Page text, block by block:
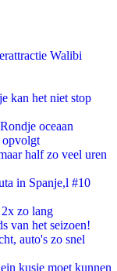
Walibi
kan het niet stop
oceaan
opvolgt
half zo veel uren
in Spanje,l #10
zo lang
van het seizoen!
auto's zo snel
kusje moet kunnen